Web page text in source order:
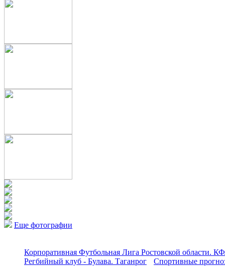
Еще фотографии
Корпоративная Футбольная Лига Ростовской области.
Регбийный клуб - Булава. Таганрог
Спортивные